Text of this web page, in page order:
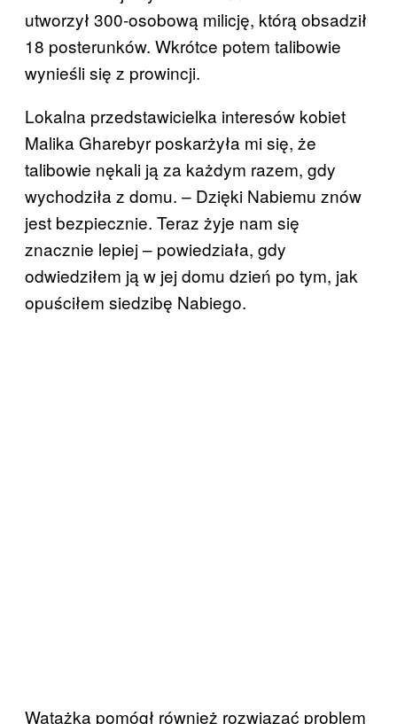
utworzył 300-osobową milicję, którą obsadził
18 posterunków. Wkrótce potem talibowie
wynieśli się z prowincji.
Lokalna przedstawicielka interesów kobiet
Malika Gharebyr poskarżyła mi się, że
talibowie nękali ją za każdym razem, gdy
wychodziła z domu. – Dzięki Nabiemu znów
jest bezpiecznie. Teraz żyje nam się
znacznie lepiej – powiedziała, gdy
odwiedziłem ją w jej domu dzień po tym, jak
opuściłem siedzibę Nabiego.
Watażka pomógł również rozwiązać problem